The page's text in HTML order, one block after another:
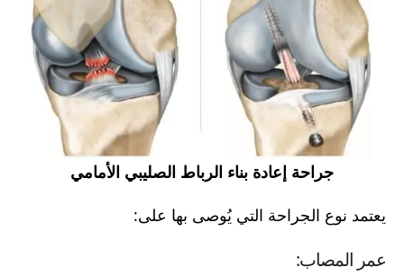
جراحة إعادة بناء الرباط الصليبي الأمامي
يعتمد نوع الجراحة التي يُوصى بها على:
عمر المصاب: